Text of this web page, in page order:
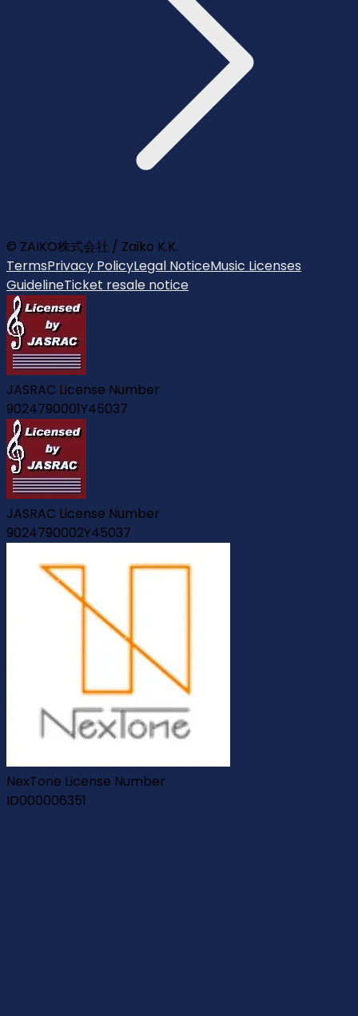
© ZAIKO株式会社 / Zaiko K.K.
TermsPrivacy PolicyLegal NoticeMusic Licenses
GuidelineTicket resale notice
JASRAC License Number
9024790001Y45037
JASRAC License Number
9024790002Y45037
NexTone License Number
ID000006351